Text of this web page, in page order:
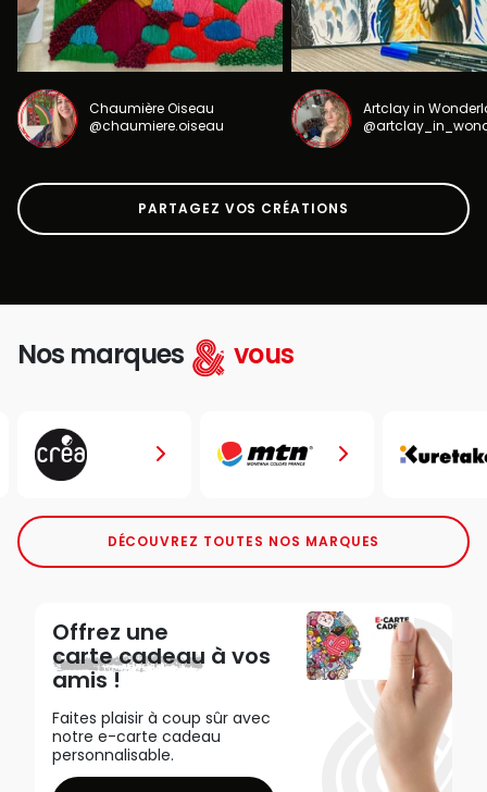
Chaumière Oiseau
@chaumiere.oiseau
Artclay in
PARTAGEZ VOS CRÉATIONS
Nos marques vous
DÉCOUVREZ TOUTES NOS MARQUES
Offrez une
carte cadeau à vos
amis !
Faites plaisir à coup sûr avec
notre e-carte cadeau
personnalisable.